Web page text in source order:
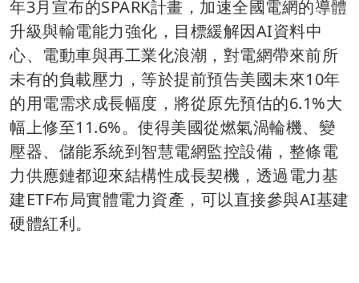
年3月宣布的SPARK計畫，加速全國電網的導體
升級與輸電能力強化，目標緩解因AI資料中
心、電動車與再工業化浪潮，對電網帶來前所
未有的負載壓力，等於提前預告美國未來10年
的用電需求成長幅度，將從原先預估的6.1%大
幅上修至11.6%。使得美國從燃氣渦輪機、變
壓器、儲能系統到智慧電網監控設備，整條電
力供應鏈都迎來結構性成長契機，透過電力基
建ETF布局實體電力資產，可以直接參與AI基建
硬體紅利。